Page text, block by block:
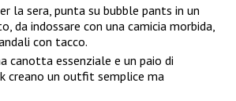
la sera, punta su bubble pants in un
da indossare con una camicia morbida,
con tacco.
canotta essenziale e un paio di
creano un outfit semplice ma